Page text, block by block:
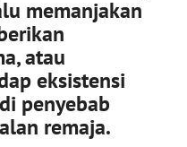
memanjakan
atau
eksistensi
penyebab
remaja.